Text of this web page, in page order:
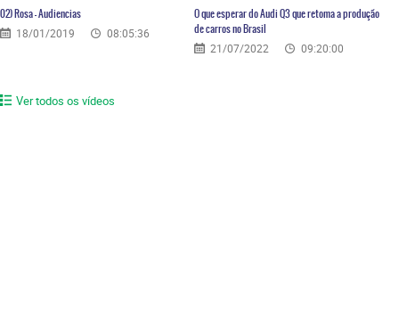
02) Rosa – Audiencias
18/01/2019 08:05:36
O que esperar do Audi Q3 que retoma a produção
de carros no Brasil
21/07/2022 09:20:00
Ver todos os vídeos